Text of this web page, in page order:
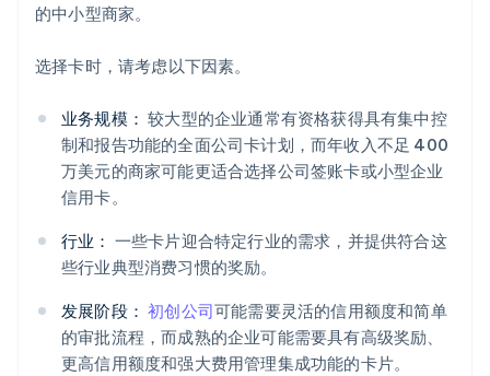
的中小型商家。
选择卡时，请考虑以下因素。
业务规模： 较大型的企业通常有资格获得具有集中控
制和报告功能的全面公司卡计划，而年收入不足 400
万美元的商家可能更适合选择公司签账卡或小型企业
信用卡。
行业： 一些卡片迎合特定行业的需求，并提供符合这
些行业典型消费习惯的奖励。
发展阶段： 初创公司可能需要灵活的信用额度和简单
的审批流程，而成熟的企业可能需要具有高级奖励、
更高信用额度和强大费用管理集成功能的卡片。